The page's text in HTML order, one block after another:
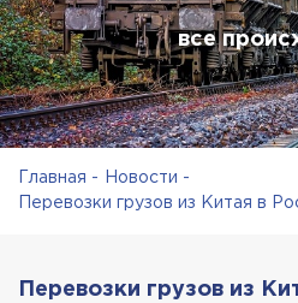
все
Главная
Новости
Перевозки грузов из Китая в
Перевозки грузов из